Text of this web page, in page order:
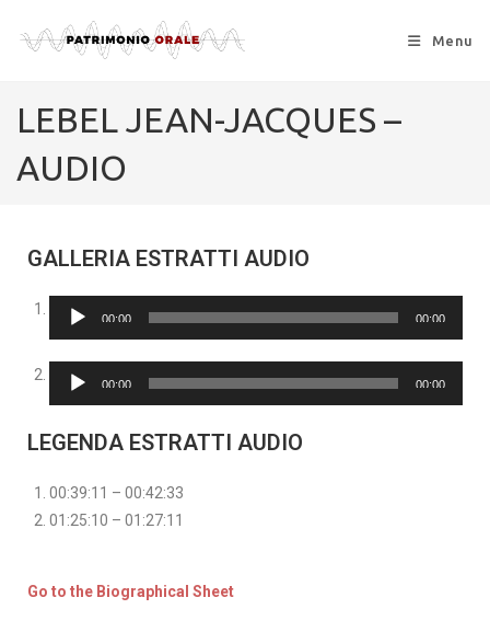
Menu
LEBEL JEAN-JACQUES –
AUDIO
GALLERIA ESTRATTI AUDIO
Audio
00:00 00:00
Audio
00:00 00:00
LEGENDA ESTRATTI AUDIO
00:39:11 – 00:42:33
01:25:10 – 01:27:11
Go to the Biographical Sheet